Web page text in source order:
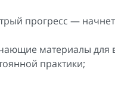
прогресс —
материалы для
практики;